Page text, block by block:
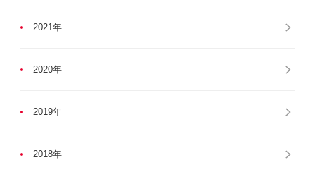
2021年
2020年
2019年
2018年